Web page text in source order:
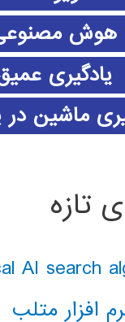
هوش
یادگیری
ماشین در
تازه
افزار متلب